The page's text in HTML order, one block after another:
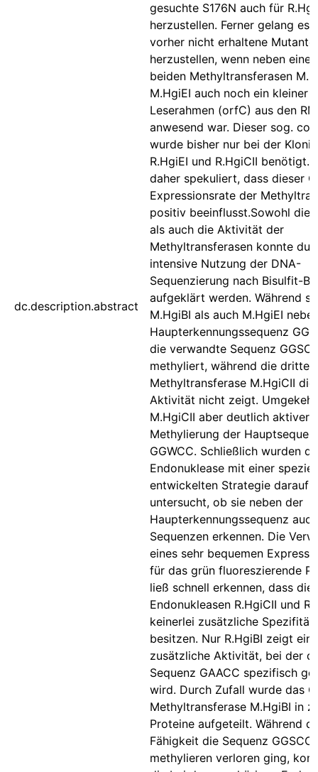
dc.description.abstract
gesuchte S176N auch für
herzustellen. Ferner gelang es
vorher nicht erhaltene Mutante
herzustellen, wenn neben
beiden Methyltransferasen
M.HgiEI auch noch ein kleiner
Leserahmen (orfC) aus den
anwesend war. Dieser sog.
wurde bisher nur bei der
R.HgiEI und R.HgiCII benötigt.
daher spekuliert, dass dieser
Expressionsrate der
positiv beeinflusst.Sowohl die
als auch die Aktivität der
Methyltransferasen konnte
intensive Nutzung der DNA-
Sequenzierung nach Bisulfit-
aufgeklärt werden. Während
M.HgiBI als auch M.HgiEI
Haupterkennungssequenz
die verwandte Sequenz
methyliert, während die dritte
Methyltransferase M.HgiCII
Aktivität nicht zeigt.
M.HgiCII aber deutlich aktiver
Methylierung der
GGWCC. Schließlich wurden
Endonuklease mit einer speziell
entwickelten Strategie darauf
untersucht, ob sie neben der
Haupterkennungssequenz
Sequenzen erkennen. Die
eines sehr bequemen
für das grün fluoreszierende
ließ schnell erkennen, dass die
Endonukleasen R.HgiCII und
keinerlei zusätzliche
besitzen. Nur R.HgiBI zeigt eine
zusätzliche Aktivität, bei der
Sequenz GAACC spezifisch
wird. Durch Zufall wurde das
Methyltransferase M.HgiBI in
Proteine aufgeteilt. Während
Fähigkeit die Sequenz GGSCC
methylieren verloren ging,